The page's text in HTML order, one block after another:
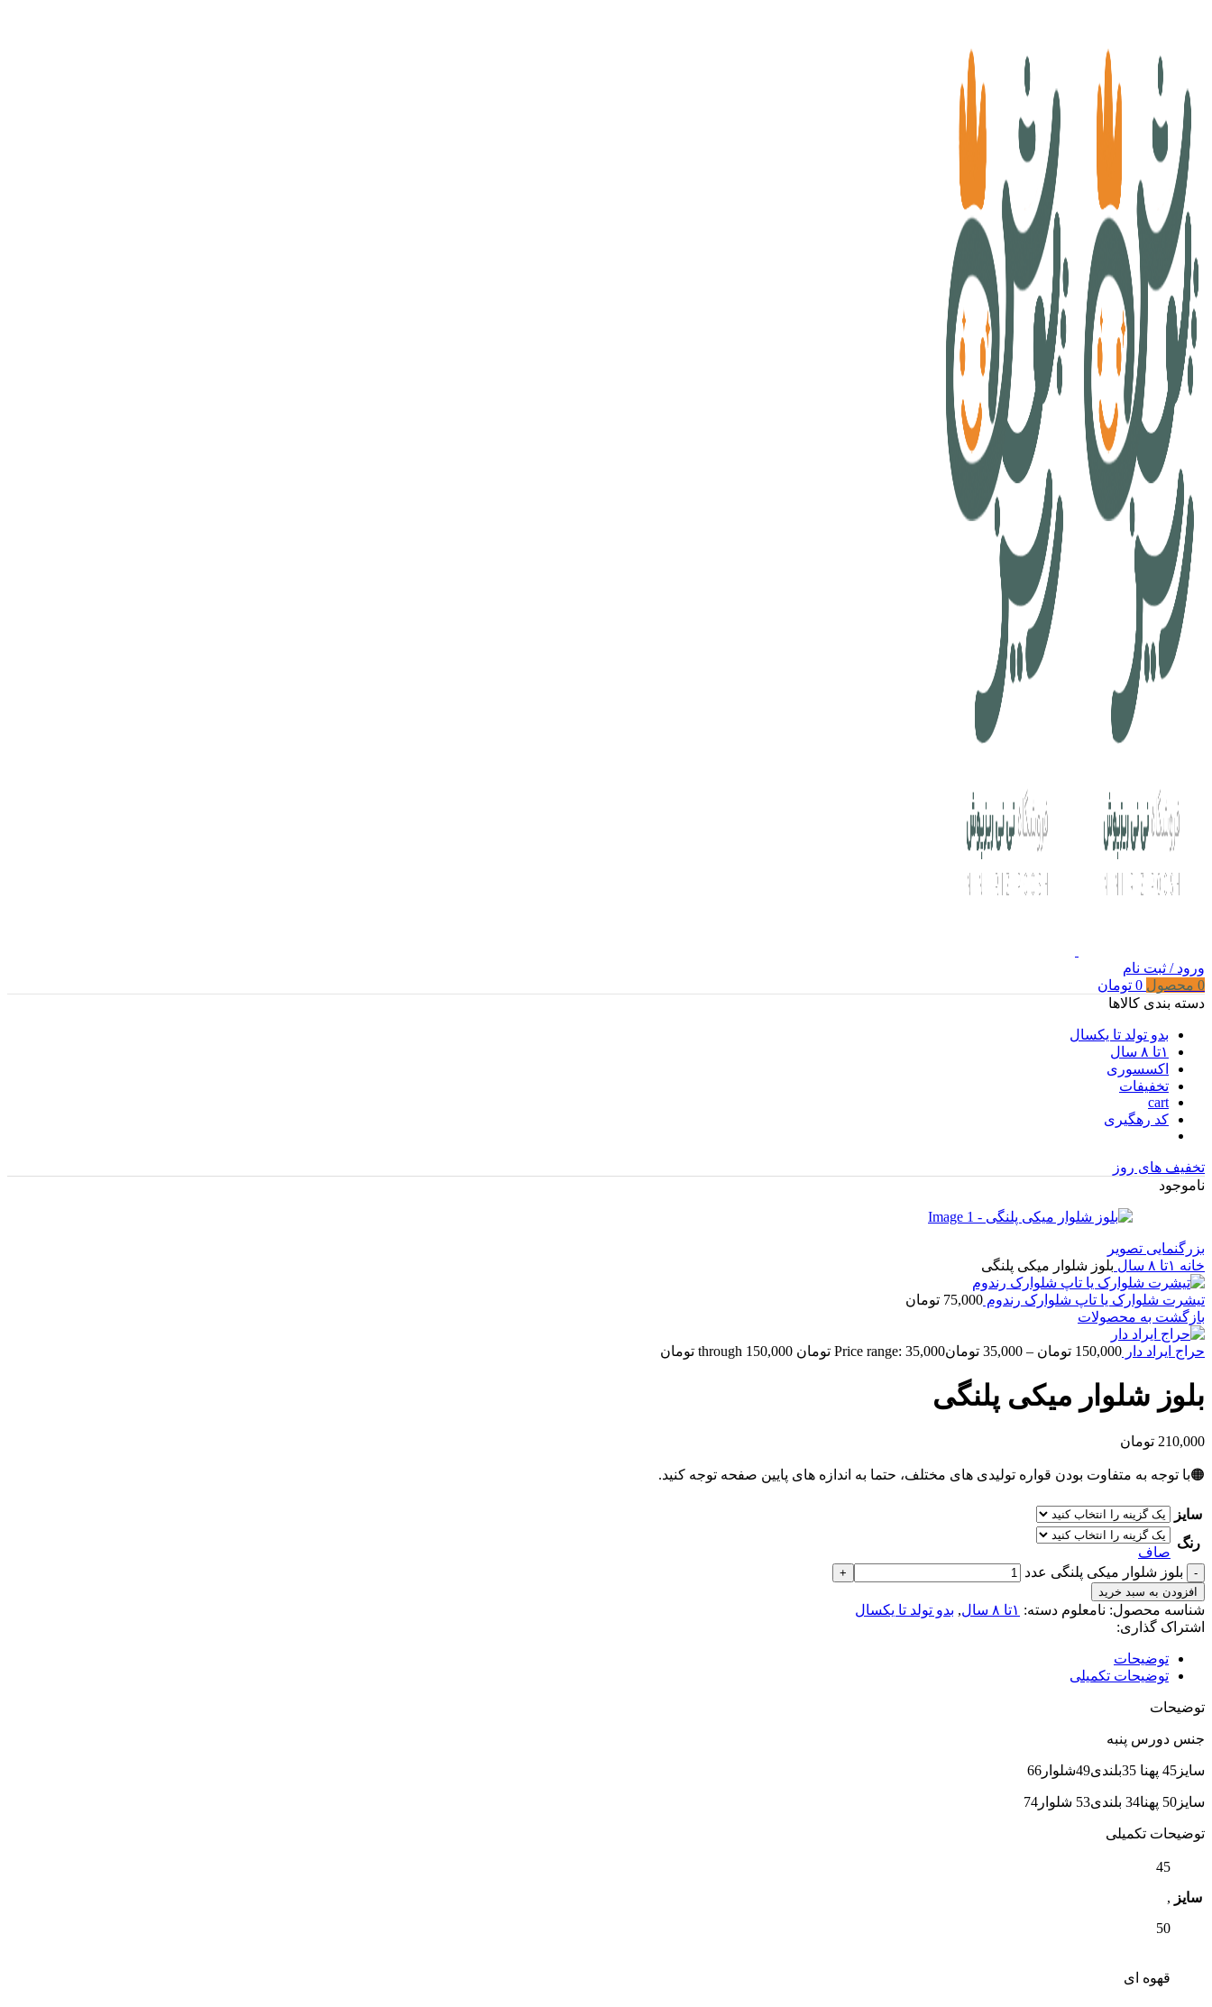
ورود / ثبت نام
0 محصول 0 تومان
دسته بندی کالاها
بدو تولد تا یکسال
۱تا ۸ سال
اکسسوری
تخفیفات
cart
کد رهگیری
تخفیف های روز
ناموجود
بزرگنمایی تصویر
خانه ۱تا ۸ سال بلوز شلوار میکی پلنگی
تیشرت شلوارک یا تاپ شلوارک رندوم 75,000 تومان
بازگشت به محصولات
حراج ایراد دار 150,000 تومان –
35,000 تومانPrice range: 35,000 تومان through 150,000 تومان
بلوز شلوار میکی پلنگی
210,000 تومان
🟠با توجه به متفاوت بودن قواره تولیدی های مختلف، حتما به اندازه های پایین صفحه توجه کنید.
سایز
رنگ
صاف
بلوز شلوار میکی پلنگی عدد
افزودن به سبد خرید
شناسه محصول: نامعلوم دسته: ۱تا ۸ سال , بدو تولد تا یکسال
اشتراک گذاری:
توضیحات
توضیحات تکمیلی
توضیحات
جنس دورس پنبه
سایز45 پهنا 35بلندی49شلوار66
سایز50 پهنا34 بلندی53 شلوار74
توضیحات تکمیلی
سایز
45
,
50
قهوه ای